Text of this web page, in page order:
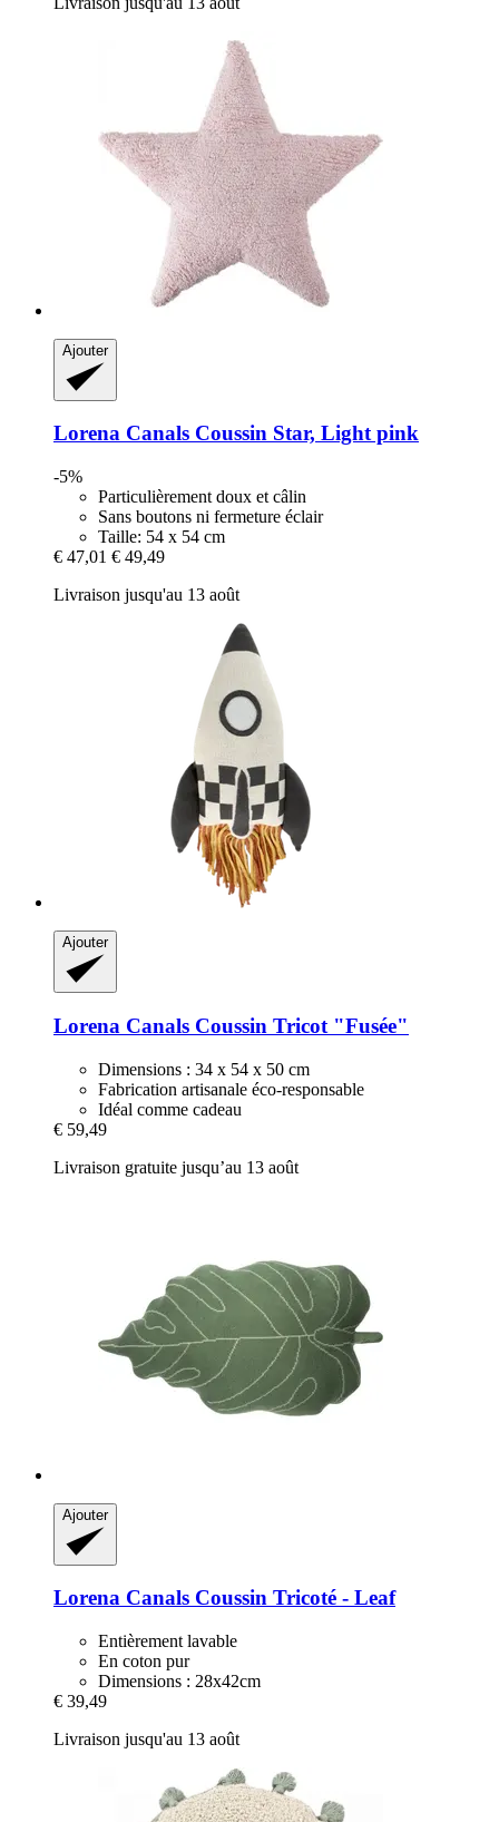
Ajouter
Lorena Canals Coussin Star, Light pink
-5%
Particulièrement doux et câlin
Sans boutons ni fermeture éclair
Taille: 54 x 54 cm
€ 47,01 € 49,49
Livraison jusqu'au 13 août
Ajouter
Lorena Canals Coussin Tricot "Fusée"
Dimensions : 34 x 54 x 50 cm
Fabrication artisanale éco-responsable
Idéal comme cadeau
€ 59,49
Livraison gratuite jusqu’au 13 août
Ajouter
Lorena Canals Coussin Tricoté -​ Leaf
Entièrement lavable
En coton pur
Dimensions : 28x42cm
€ 39,49
Livraison jusqu'au 13 août